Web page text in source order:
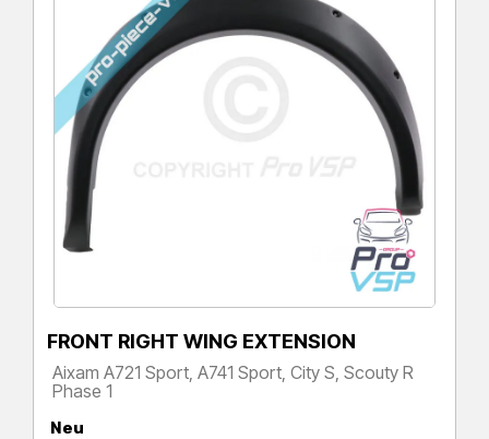
FRONT RIGHT WING EXTENSION
Aixam A721 Sport, A741 Sport, City S, Scouty R
Phase 1
Neu